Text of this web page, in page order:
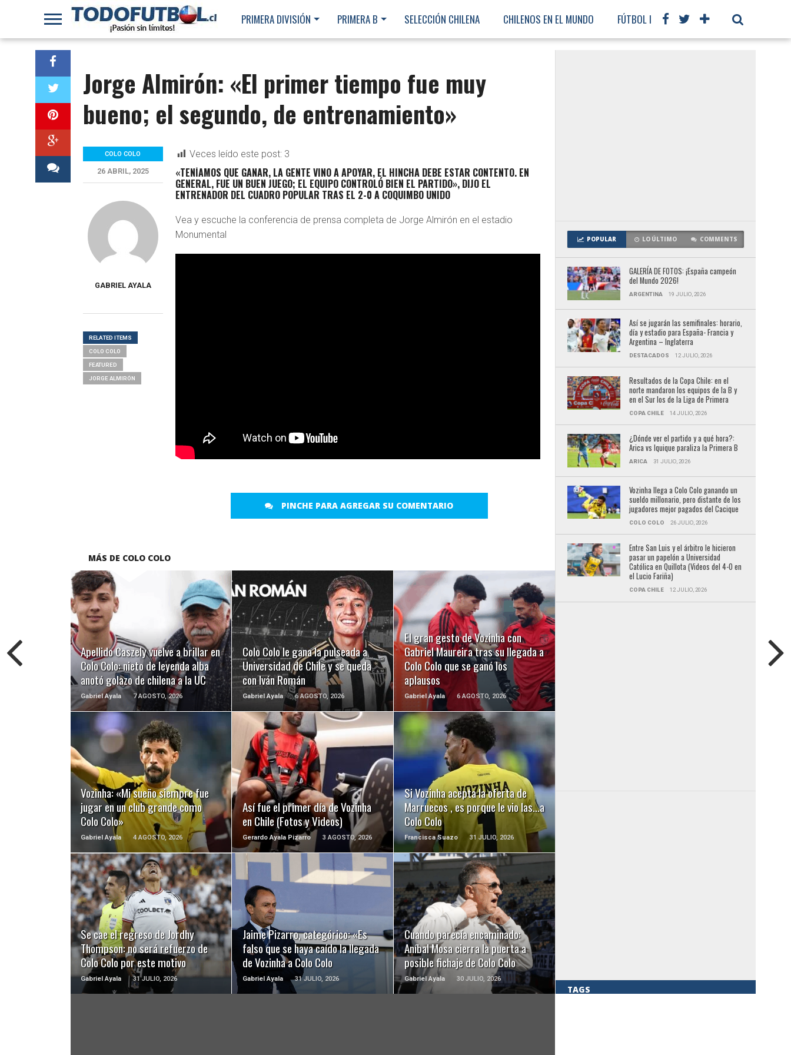
PRIMERA DIVISIÓN PRIMERA B SELECCIÓN CHILENA CHILENOS EN EL MUNDO FÚTBOL INTERNACIONAL
Jorge Almirón: «El primer tiempo fue muy
bueno; el segundo, de entrenamiento»
Veces leído este post: 3
«TENÍAMOS QUE GANAR, LA GENTE VINO A APOYAR, EL HINCHA DEBE ESTAR CONTENTO. EN
GENERAL, FUE UN BUEN JUEGO; EL EQUIPO CONTROLÓ BIEN EL PARTIDO», DIJO EL
ENTRENADOR DEL CUADRO POPULAR TRAS EL 2-0 A COQUIMBO UNIDO
Vea y escuche la conferencia de prensa completa de Jorge Almirón en el estadio
Monumental
PINCHE PARA AGREGAR SU COMENTARIO
COLO COLO
26 ABRIL, 2025
GABRIEL AYALA
RELATED ITEMS
COLO COLO
FEATURED
JORGE ALMIRÓN
MÁS DE COLO COLO
Apellido Caszely vuelve a brillar en
Colo Colo: nieto de leyenda alba
anotó golazo de chilena a la UC
Gabriel Ayala 7 AGOSTO, 2026
LEER MÁS
Colo Colo le gana la pulseada a
Universidad de Chile y se queda
con Iván Román
Gabriel Ayala 6 AGOSTO, 2026
LEER MÁS
El gran gesto de Vozinha con
Gabriel Maureira tras su llegada a
Colo Colo que se ganó los
aplausos
Gabriel Ayala 6 AGOSTO, 2026
LEER MÁS
Vozinha: «Mi sueño siempre fue
jugar en un club grande como
Colo Colo»
Gabriel Ayala 4 AGOSTO, 2026
LEER MÁS
Así fue el primer día de Vozinha
en Chile (Fotos y Videos)
Gerardo Ayala Pizarro 3 AGOSTO, 2026
LEER MÁS
Si Vozinha acepta la oferta de
Marruecos , es porque le vio las…a
Colo Colo
Francisca Suazo 31 JULIO, 2026
LEER MÁS
Se cae el regreso de Jordhy
Thompson: no será refuerzo de
Colo Colo por este motivo
Gabriel Ayala 31 JULIO, 2026
LEER MÁS
Jaime Pizarro, categórico: «Es
falso que se haya caído la llegada
de Vozinha a Colo Colo
Gabriel Ayala 31 JULIO, 2026
LEER MÁS
Cuando parecía encaminado:
Aníbal Mosa cierra la puerta a
posible fichaje de Colo Colo
Gabriel Ayala 30 JULIO, 2026
LEER MÁS
POPULAR LO ÚLTIMO COMMENTS
GALERÍA DE FOTOS: ¡España campeón
del Mundo 2026!
ARGENTINA 19 JULIO, 2026
Así se jugarán las semifinales: horario,
día y estadio para España- Francia y
Argentina – Inglaterra
DESTACADOS 12 JULIO, 2026
Resultados de la Copa Chile: en el
norte mandaron los equipos de la B y
en el Sur los de la Liga de Primera
COPA CHILE 14 JULIO, 2026
¿Dónde ver el partido y a qué hora?:
Arica vs Iquique paraliza la Primera B
ARICA 31 JULIO, 2026
Vozinha llega a Colo Colo ganando un
sueldo millonario, pero distante de los
jugadores mejor pagados del Cacique
COLO COLO 26 JULIO, 2026
Entre San Luis y el árbitro le hicieron
pasar un papelón a Universidad
Católica en Quillota (Videos del 4-0 en
el Lucio Fariña)
COPA CHILE 12 JULIO, 2026
TAGS